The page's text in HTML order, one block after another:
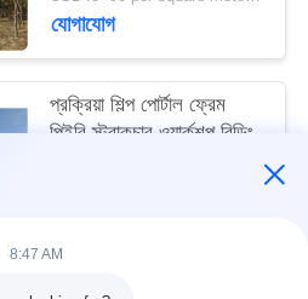
যোগাযোগ
প্রক্রিয়া শিল্প পোর্টাল ফ্রেম
পিইবি স্ট্রাকচার ওয়ার্কশপ বিল্ডিং
8:47 AM